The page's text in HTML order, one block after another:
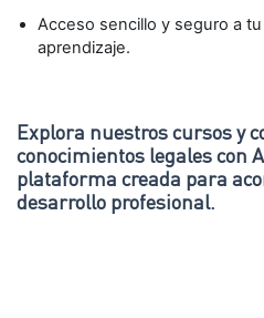
Acceso sencillo y seguro a
aprendizaje.
Explora nuestros cursos y
conocimientos legales con
plataforma creada para
desarrollo profesional.